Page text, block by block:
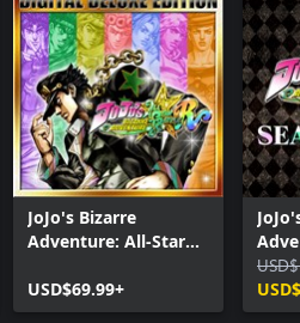
JoJo's Bizarre
Adventure: All-Star
Deluxe
USD$69.99+